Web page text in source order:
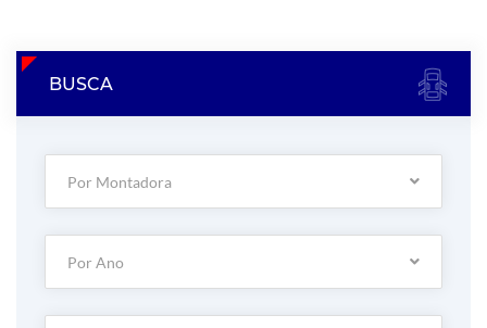
BUSCA
Por Montadora
Por Ano